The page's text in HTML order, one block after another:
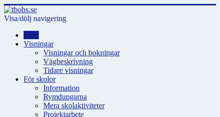
Visa/dölj navigering
Visningar
Visningar och bokningar
Vägbeskrivning
Tidare visningar
För skolor
Information
Rymdungarna
Mera skolaktiviteter
Projektarbete